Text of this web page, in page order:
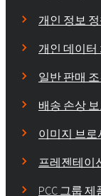
개인 정보
개인 데이터
일반 판매
배송 손상
이미지 브로
프레젠테이
PCC 그룹